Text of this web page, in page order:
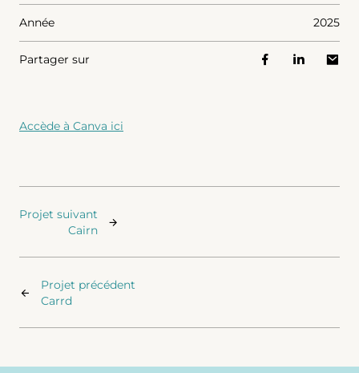
Année 2025
Partager sur
Accède à Canva ici
Projet précédent
Carrd
Projet suivant
Cairn